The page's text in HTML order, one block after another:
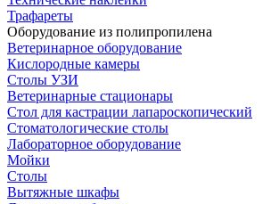
Трафареты
Оборудование из полипропилена
Ветеринарное оборудование
Кислородные камеры
Столы УЗИ
Ветеринарные стационары
Стол для кастрации лапароскопический
Стоматологические столы
Лабораторное оборудование
Мойки
Столы
Вытяжные шкафы